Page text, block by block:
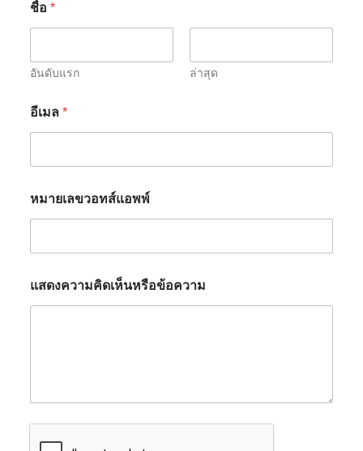
ชื่อ *
อันดับแรก ล่าสุด
อีเมล *
หมายเลขวอทส์แอพพ์
แสดงความคิดเห็นหรือข้อความ